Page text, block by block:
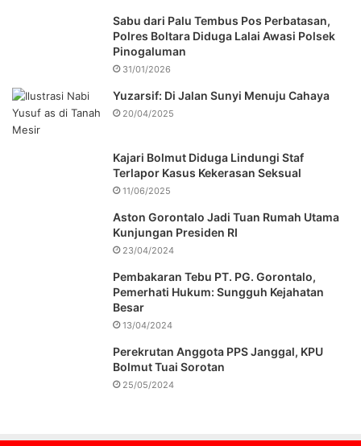
Sabu dari Palu Tembus Pos Perbatasan,
Polres Boltara Diduga Lalai Awasi Polsek
Pinogaluman
31/01/2026
Yuzarsif: Di Jalan Sunyi Menuju Cahaya
20/04/2025
Kajari Bolmut Diduga Lindungi Staf
Terlapor Kasus Kekerasan Seksual
11/06/2025
Aston Gorontalo Jadi Tuan Rumah Utama
Kunjungan Presiden RI
23/04/2024
Pembakaran Tebu PT. PG. Gorontalo,
Pemerhati Hukum: Sungguh Kejahatan
Besar
13/04/2024
Perekrutan Anggota PPS Janggal, KPU
Bolmut Tuai Sorotan
25/05/2024